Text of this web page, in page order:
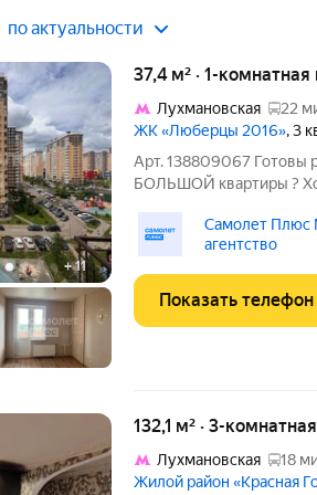
по актуальности
+11
37,4 м² · 1-
Лухмановская
22
ЖК «Люберцы 2016», 3
Арт. 138809067
БОЛЬШОЙ квартиры ?
БЕЗОПАСНОСТИ для
Самолет
агентство
Показать телефон
132,1 м² · 3-
Лухмановская
18
Жилой район «Красная